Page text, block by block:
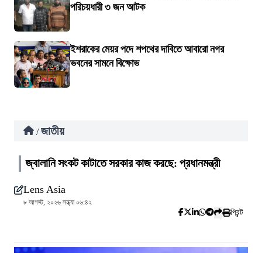
পরিচয়ধারী ৩ জন আটক
ইশরাকের মেয়র পদে শপথের দাবিতে আবারো নগর
ভবনের সামনে বিক্ষোভ
/ জাতীয়
জ্বালানি সংকট কাটাতে সরকার কাজ করছে: প্রধানমন্ত্রী
Lens Asia
৮ আগস্ট, ২০২৬ সন্ধ্যা ০৬:৪২
প্রিন্ট